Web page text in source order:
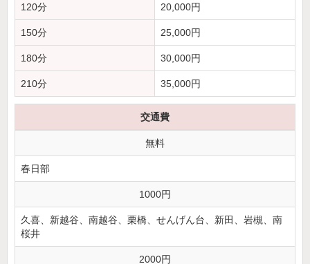
120分 20,000円
150分 25,000円
180分 30,000円
210分 35,000円
交通費
無料
春日部
1000円
久喜、新越谷、南越谷、栗橋、せんげん台、新田、岩槻、南
桜井
2000円